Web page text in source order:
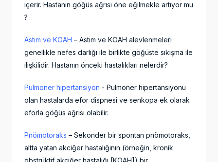
içerir. Hastanın göğüs ağrısı öne eğilmekle artıyor mu
?
Astım ve KOAH – Astım ve KOAH alevlenmeleri
genellikle nefes darlığı ile birlikte göğüste sıkışma ile
ilişkilidir. Hastanın önceki hastalıkları nelerdir?
Pulmoner hipertansiyon - Pulmoner hipertansiyonu
olan hastalarda efor dispnesi ve senkopa ek olarak
eforla göğüs ağrısı olabilir.
Pnömotoraks – Sekonder bir spontan pnömotoraks,
altta yatan akciğer hastalığının (örneğin, kronik